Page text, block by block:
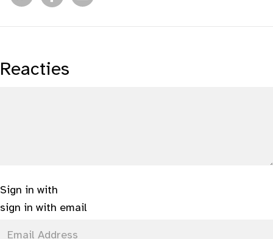
Reacties
Sign in with
sign in with email